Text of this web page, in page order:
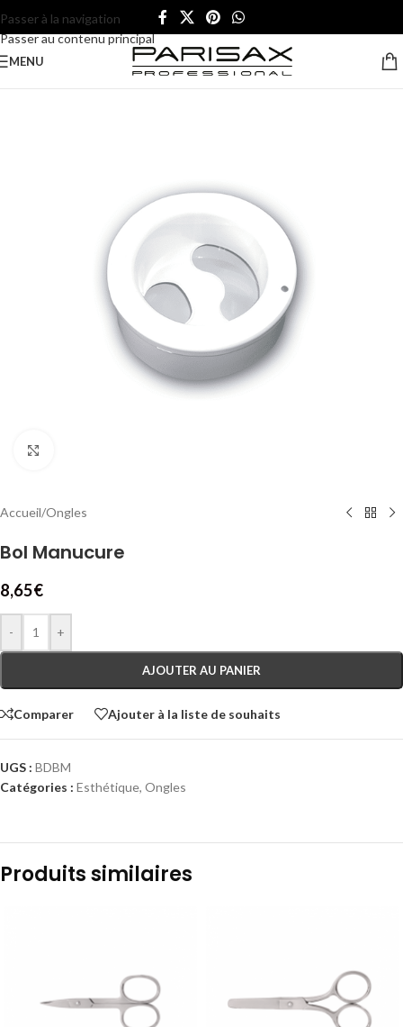
Passer à la navigation
Passer au contenu principal
MENU
Accueil/Ongles
Bol Manucure
8,65€
- +
AJOUTER AU PANIER
Comparer Ajouter à la liste de souhaits
UGS : BDBM
Catégories : Esthétique, Ongles
Produits similaires